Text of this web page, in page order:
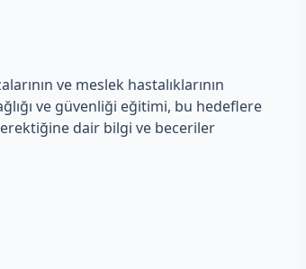
ve meslek hastalıklarının
ve güvenliği eğitimi, bu hedeflere
dair bilgi ve beceriler